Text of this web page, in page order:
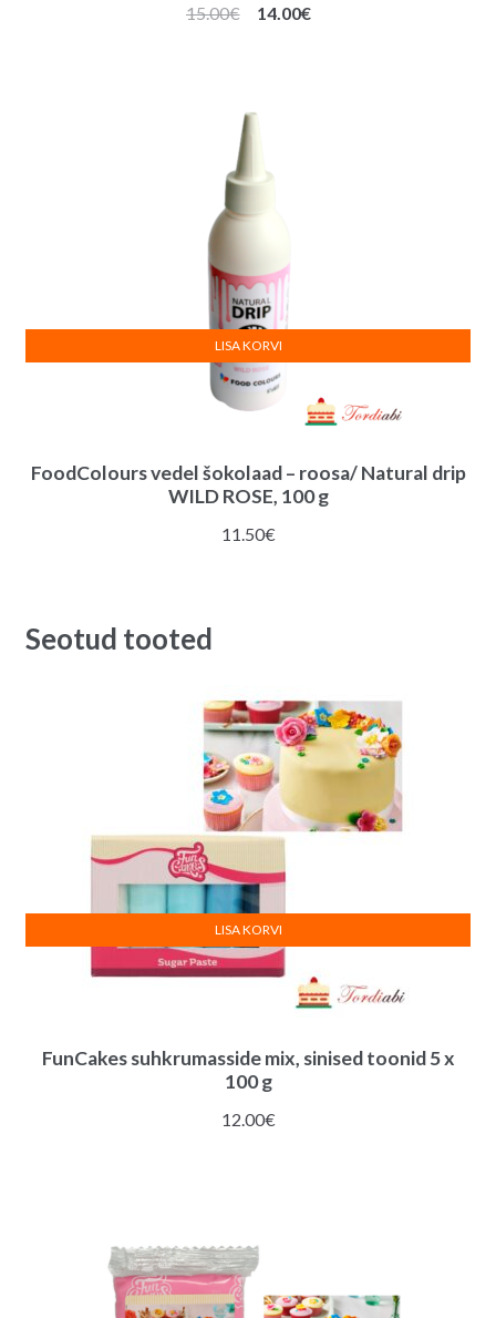
15.00€
Algne
14.00€Praegune
FoodColours vedel šokolaad – roosa/ Natural drip
WILD ROSE, 100 g
11.50€
LISA KORVI
Seotud tooted
FunCakes suhkrumasside mix, sinised toonid 5 x
100 g
12.00€
LISA KORVI